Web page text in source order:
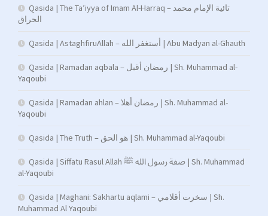
Qasida | The Ta’iyya of Imam Al-Harraq – تائية الإمام محمد
الحراق
Qasida | AstaghfiruAllah – أستغفر الله | Abu Madyan al-Ghauth
Qasida | Ramadan aqbala – رمضان أقبل | Sh. Muhammad al-
Yaqoubi
Qasida | Ramadan ahlan – رمضان أهلا | Sh. Muhammad al-
Yaqoubi
Qasida | The Truth – هو الحق | Sh. Muhammad al-Yaqoubi
Qasida | Siffatu Rasul Allah صفة رسول الله ﷺ | Sh. Muhammad
al-Yaqoubi
Qasida | Maghani: Sakhartu aqlami – سخرت أقلامي | Sh.
Muhammad Al Yaqoubi